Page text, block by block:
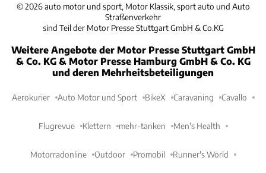
©2026 auto motor und sport, Motor Klassik, sport auto und Auto
Straßenverkehr
sind Teil der Motor Presse Stuttgart GmbH & Co.KG
Weitere Angebote der Motor Presse Stuttgart GmbH
& Co. KG & Motor Presse Hamburg GmbH & Co. KG
und deren Mehrheitsbeteiligungen
Aerokurier Auto Motor und Sport BikeX Caravaning Cavallo
Flugrevue Klettern mehr-tanken Men's Health
Motorradonline Outdoor Promobil Runner's World